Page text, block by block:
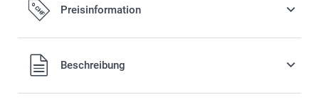
Preisinformation
Alle Preise verstehen sich in Schweizer Franken (CHF) inkl.
MwSt. und zzgl. Versandkosten.
Beschreibung